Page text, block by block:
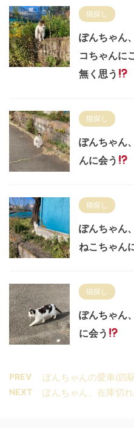
猫探し
ぽんちゃん
コちゃんに
無く思う
猫探し
ぽんちゃん
んに会う
猫探し
ぽんちゃん
ねこちゃん
猫探し
ぽんちゃん
に会う
PREV ぽんちゃんの愛車(四
NEXT ぽんちゃん、在庫切